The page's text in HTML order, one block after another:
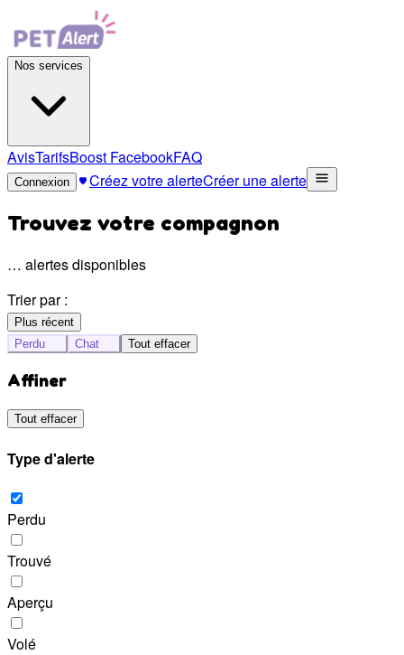
Nos services
AvisTarifsBoost FacebookFAQ
Connexion Créez votre alerteCréer une alerte
Trouvez votre compagnon
… alertes disponibles
Trier par :
Plus récent
Perdu
Chat Tout effacer
Affiner
Tout effacer
Type d'alerte
Perdu
Trouvé
Aperçu
Volé